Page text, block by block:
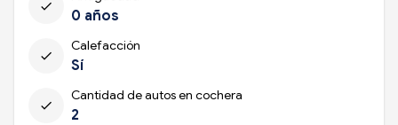
check
0 años
check
Calefacción
Sí
check
Cantidad de autos en cochera
2